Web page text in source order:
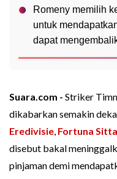
Romeny memilih
untuk
dapat
Suara.com - Striker
dikabarkan semakin
Eredivisie, Fortuna
disebut bakal
pinjaman demi